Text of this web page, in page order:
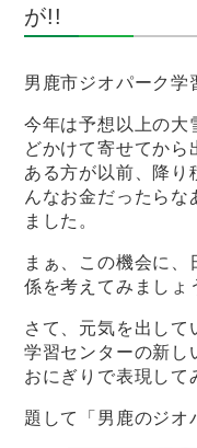
が!!
男鹿市ジオパーク
今年は予想以上の大
どかけて寄せてから
ある方が以前、降り
んなお金だったらな
ました。
まぁ、この機会に、
係を考えてみましょ
さて、元気を出して
学習センターの新し
おにぎりで表現して
題して「男鹿のジオ